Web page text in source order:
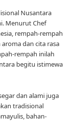
Nusantara
Menurut Chef
rempah-rempah
dan cita rasa
rempah inilah
begitu istimewa
dan alami juga
tradisional
bahan-